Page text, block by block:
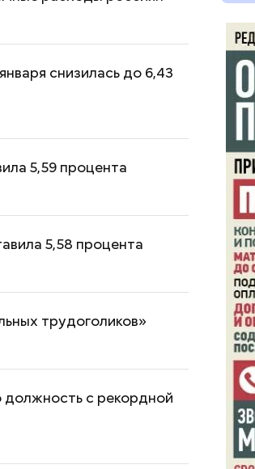
снизилась до 6,43
5,59 процента
5,58 процента
трудоголиков»
должность с рекордной